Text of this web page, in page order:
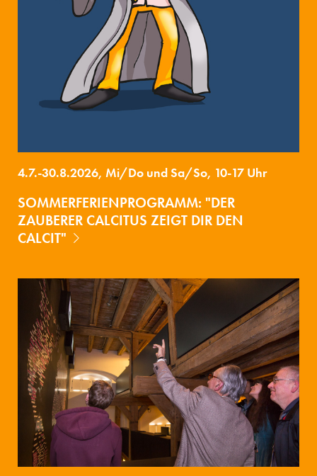
4.7.-30.8.2026, Mi/Do und Sa/So, 10-17 Uhr
SOMMERFERIENPROGRAMM: "DER
ZAUBERER CALCITUS ZEIGT DIR DEN
CALCIT"